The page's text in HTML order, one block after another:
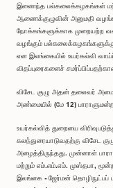
இணைந்த பல்கலைக்கழகங்கள்
ஆணைக்குழுவின் அனுமதி
நோக்கங்களுக்காக முறையற்ற
வழங்கும்
என இலங்கையில் உயர்கல்வி
விதப்புரைகளைச்
விசேட குழு அதன் தலைவர்
அண்மையில் (மே 12)
உயர்கல்வித் துறையை
கலந்துரையாடுவதற்கு விசேட
அழைத்திருந்தது. முன்னாள்
மற்றும் எம்.எம்.எம். முஸ்தபா,
இலங்கை - ஜேர்மன் தொழிநுட்பப்